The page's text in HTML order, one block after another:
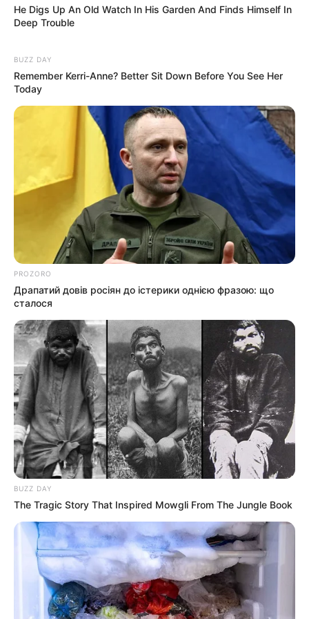
Manage Consent
Закарпаття проклали
асфальт (фото)
info@groza-news.info
КАТЕГОРІЇ
Без рубрики
Гарячi
Культура
Нам пишуть
Партнерські матеріали
Події
Політика
Спорт
Схеми
He Digs Up An Old Watch In His Garden And Finds Himself In
Deep Trouble
BUZZ DAY
Remember Kerri-Anne? Better Sit Down Before You See Her
Today
PROZORO
Драпатий довів росіян до істерики однією фразою: що
сталося
BUZZ DAY
The Tragic Story That Inspired Mowgli From The Jungle Book